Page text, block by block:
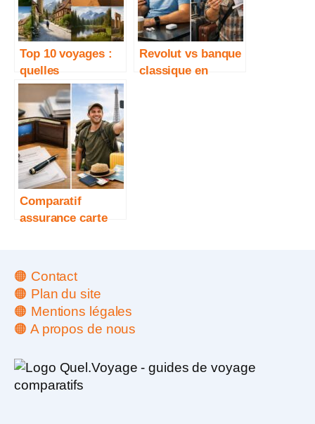
Top 10 voyages :
quelles
destinations
choisir selon votre
style
Revolut vs banque
classique en
Comparatif
assurance carte
dédiée
🟠 Contact
🟠 Plan du site
🟠 Mentions légales
🟠 A propos de nous